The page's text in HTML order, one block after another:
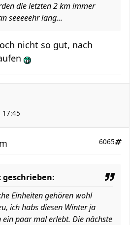
die letzten 2 km immer
seeeeehr lang...
nicht so gut, nach
17:45
6065
geschrieben:
Einheiten gehören wohl
ich habs diesen Winter ja
ein paar mal erlebt. Die nächste